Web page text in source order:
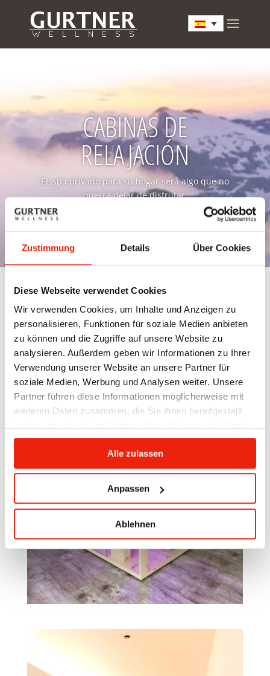
Zustimmung Details Über Cookies
Diese Webseite verwendet Cookies
Wir verwenden Cookies, um Inhalte und Anzeigen zu
personalisieren, Funktionen für soziale Medien anbieten
zu können und die Zugriffe auf unsere Website zu
analysieren. Außerdem geben wir Informationen zu Ihrer
Verwendung unserer Website an unsere Partner für
soziale Medien, Werbung und Analysen weiter. Unsere
Partner führen diese Informationen möglicherweise mit
weiteren Daten zusammen, die Sie ihnen bereitgestellt
gesammelt haben.
Alle zulassen
Anpassen
Ablehnen
CABINAS DE
RELAJACIÓN
EL spa privado para su hogar será algo que no
querrá dejar de disfrutar.